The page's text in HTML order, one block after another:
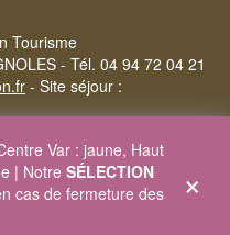
Tourisme
- Tél. 04 94 72 04 21
- Site séjour :
×
Var : jaune, Haut
| Notre SÉLECTION
cas de fermeture des